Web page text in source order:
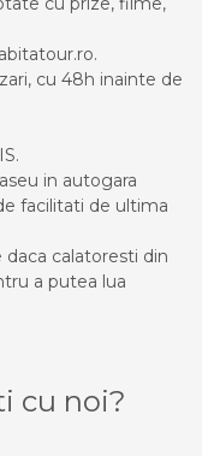
cu 48h inainte de
in autogara
facilitati de ultima
calatoresti din
a putea lua
cu noi?